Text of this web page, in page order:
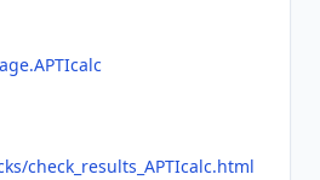
check_results_APTIcalc.html